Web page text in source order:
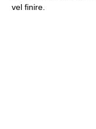
vel finire.